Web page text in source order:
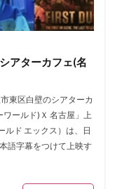
アターカフェ(名
東区白壁のシアターカ
ールド)Ｘ 名古屋」上
ド エックス）は、日
語字幕をつけて上映す